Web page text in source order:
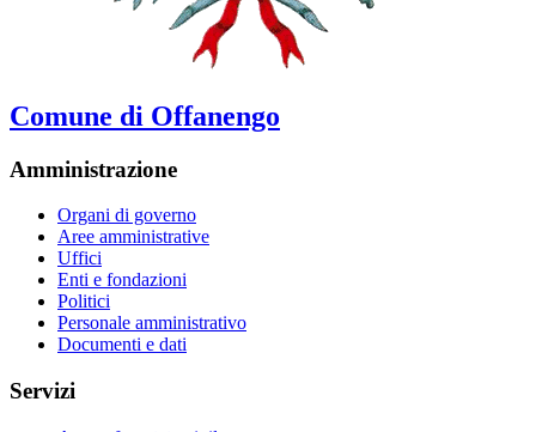
Comune di Offanengo
Amministrazione
Organi di governo
Aree amministrative
Uffici
Enti e fondazioni
Politici
Personale amministrativo
Documenti e dati
Servizi